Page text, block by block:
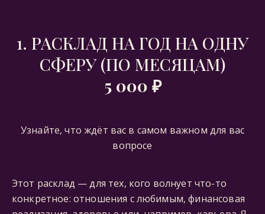
1. РАСКЛАД НА ГОД НА ОДНУ
СФЕРУ (ПО МЕСЯЦАМ)
5 000 ₽
Узнайте, что ждёт вас в самом важном для вас
вопросе
Этот расклад — для тех, кого волнует что-то
конкретное: отношения с любимым, финансовая